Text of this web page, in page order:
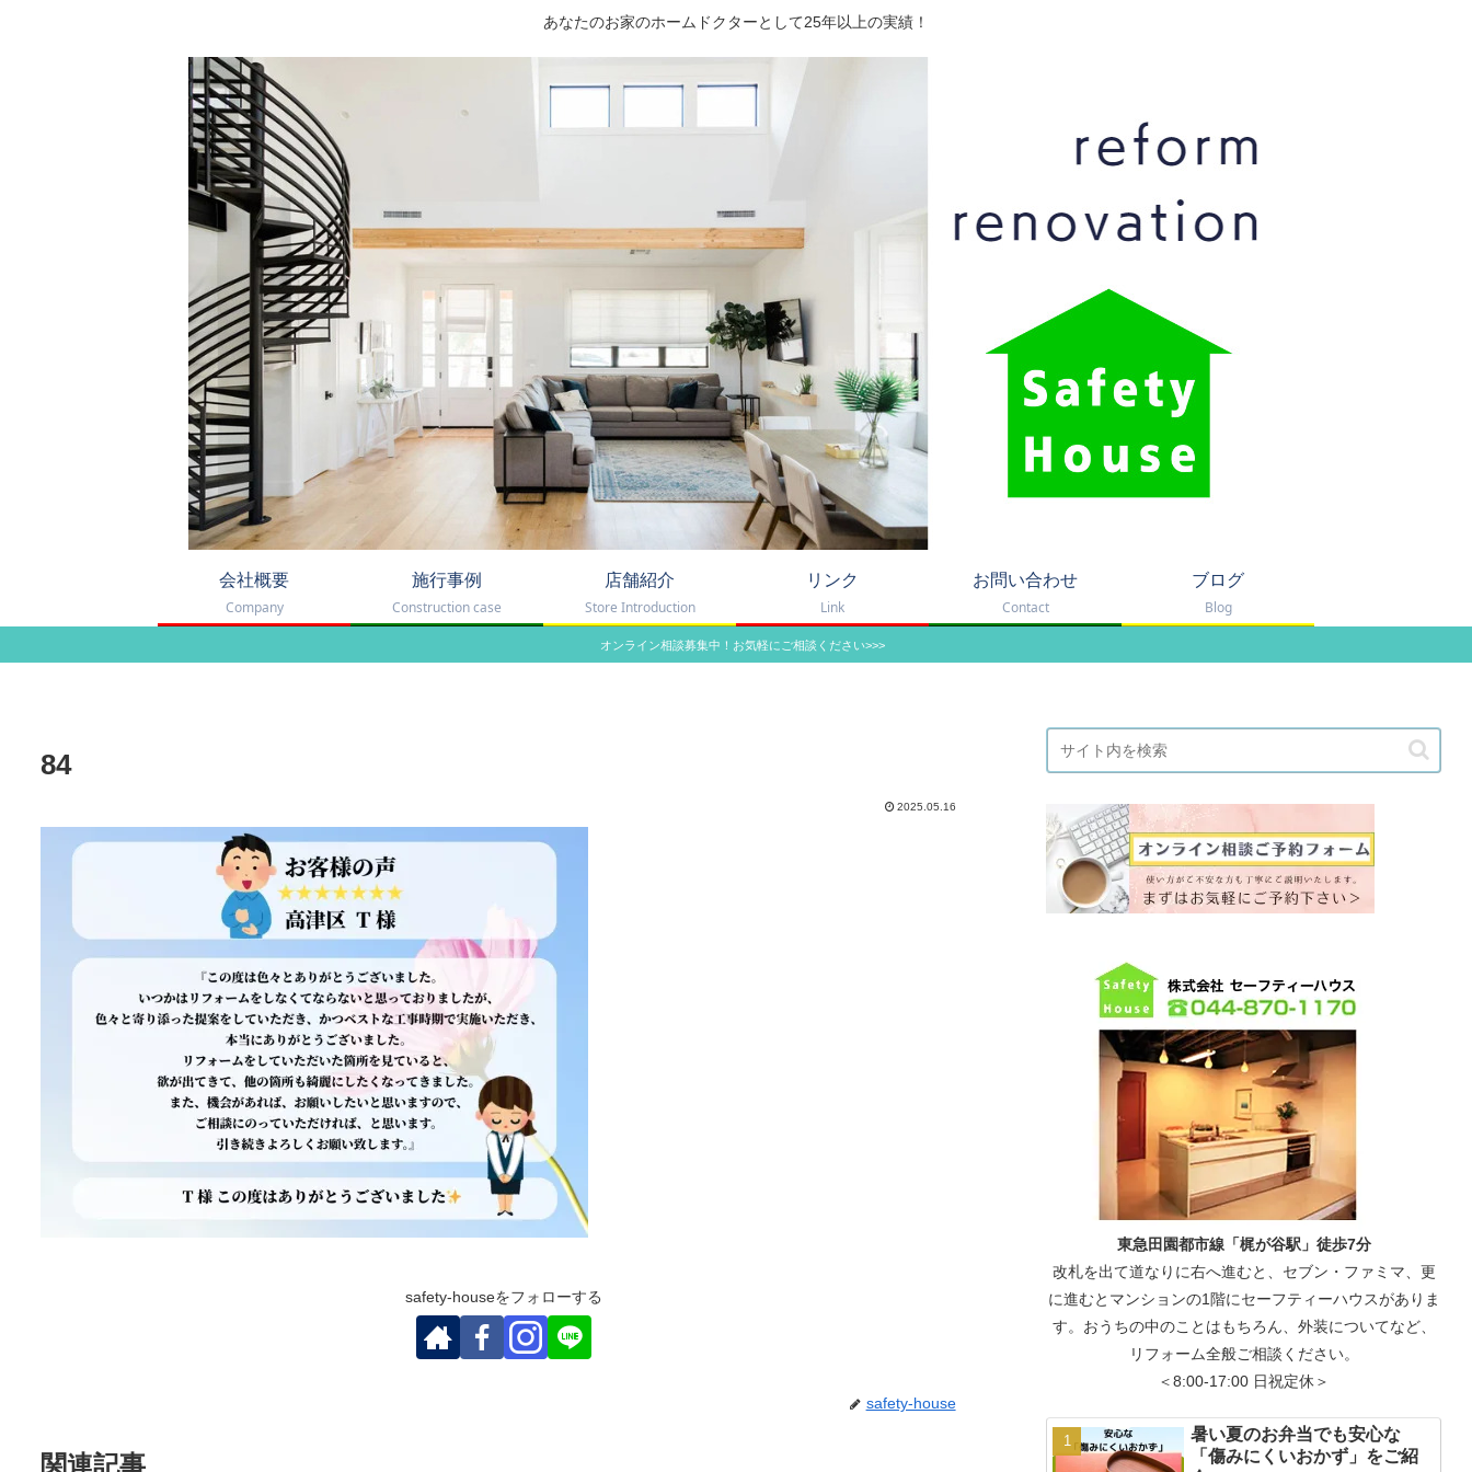
あなたのお家のホームドクターとして25年以上の実績！
会社概要
Company
施行事例
Construction case
店舗紹介
Store Introduction
リンク
Link
お問い合わせ
Contact
ブログ
Blog
オンライン相談募集中！お気軽にご相談ください>>>
84
2025.05.16
safety-houseをフォローする
safety-house
関連記事
東急田園都市線「梶が谷駅」徒歩7分
改札を出て道なりに右へ進むと、セブン・ファミマ、更
に進むとマンションの1階にセーフティーハウスがありま
す。おうちの中のことはもちろん、外装についてなど、
リフォーム全般ご相談ください。
＜8:00-17:00 日祝定休＞
暑い夏のお弁当でも安心な
「傷みにくいおかず」をご紹